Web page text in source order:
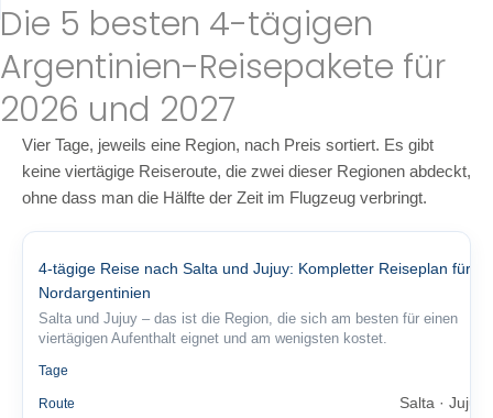
Die 5 besten 4-tägigen
Argentinien-Reisepakete für
2026 und 2027
Vier Tage, jeweils eine Region, nach Preis sortiert. Es gibt
keine viertägige Reiseroute, die zwei dieser Regionen abdeckt,
ohne dass man die Hälfte der Zeit im Flugzeug verbringt.
4-tägige Reise nach Salta und Jujuy: Kompletter Reiseplan für
Nordargentinien
Salta und Jujuy – das ist die Region, die sich am besten für einen
viertägigen Aufenthalt eignet und am wenigsten kostet.
Tage
Route Salta · Jujuy